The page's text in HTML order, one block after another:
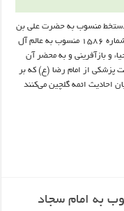
دستخط منسوب به حضرت علی بن
موسی الرضا علیه السلام به وسیله رسم الخط قرآن شماره ۱۵۸۶ منسوب به عالم آل
و بازآفرینی و به محضر آن
پزشکی از امام رضا (ع) که بر
احادیث ائمه گلچین می‌کنند
به امام سجاد